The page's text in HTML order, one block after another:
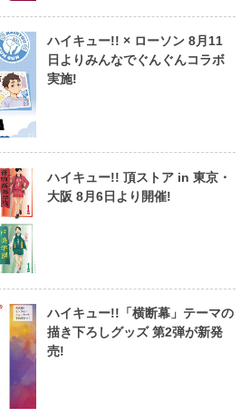
ハイキュー!! × ローソン 8月11
日よりみんなでぐんぐんコラボ
実施!
ハイキュー!! 頂ストア in 東京・
大阪 8月6日より開催!
ハイキュー!!「横断幕」テーマの
描き下ろしグッズ 第2弾が新発
売!